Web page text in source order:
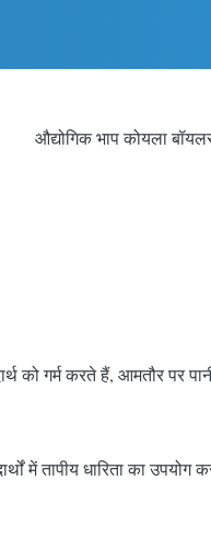
औद्योगिक भाप कोयला
को गर्म करते हैं, आमतौर पर
में तापीय धारिता का